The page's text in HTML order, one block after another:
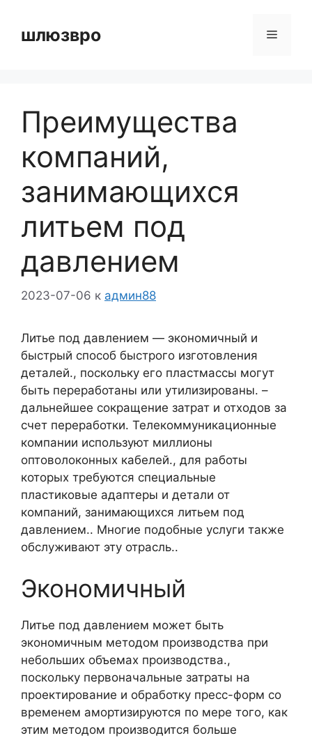
содержимому
шлюзвро Меню
Преимущества
компаний,
занимающихся
литьем под
давлением
2023-07-06 к админ88
Литье под давлением — экономичный и
быстрый способ быстрого изготовления
деталей., поскольку его пластмассы могут
быть переработаны или утилизированы. –
дальнейшее сокращение затрат и отходов за
счет переработки. Телекоммуникационные
компании используют миллионы
оптоволоконных кабелей., для работы
которых требуются специальные
пластиковые адаптеры и детали от
компаний, занимающихся литьем под
давлением.. Многие подобные услуги также
обслуживают эту отрасль..
Экономичный
Литье под давлением может быть
экономичным методом производства при
небольших объемах производства.,
поскольку первоначальные затраты на
проектирование и обработку пресс-форм со
временем амортизируются по мере того, как
этим методом производится больше